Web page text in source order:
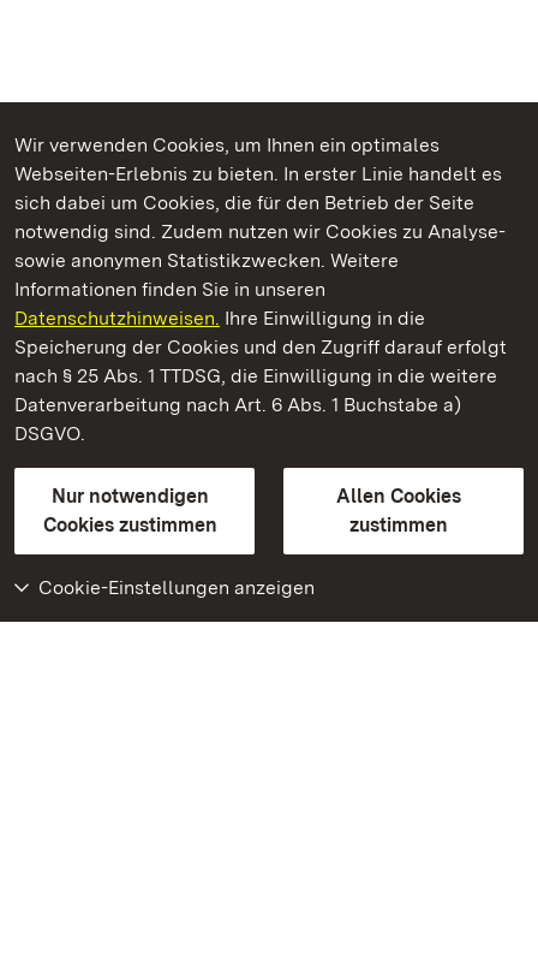
Wir verwenden Cookies, um Ihnen ein optimales
Webseiten-Erlebnis zu bieten. In erster Linie handelt es
sich dabei um Cookies, die für den Betrieb der Seite
notwendig sind. Zudem nutzen wir Cookies zu Analyse-
sowie anonymen Statistikzwecken. Weitere
Informationen finden Sie in unseren
Datenschutzhinweisen. Ihre Einwilligung in die
Speicherung der Cookies und den Zugriff darauf erfolgt
nach § 25 Abs. 1 TTDSG, die Einwilligung in die weitere
Datenverarbeitung nach Art. 6 Abs. 1 Buchstabe a)
DSGVO.
Nur notwendigen
Cookies zustimmen
Allen Cookies
zustimmen
Cookie-Einstellungen anzeigen
Kommen. Staunen. Genießen.
Kloster und Schloss Bebenhausen
Staatliche Schlösser und Gärten Baden-Württemberg
Kontakt
GebärdenspracheLeichte Sprache
Erklärung zur Barrierefreiheit
BITV-konform (geprüfte Seiten)
Weiteres